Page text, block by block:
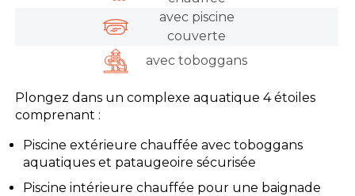
avec piscine
couverte
avec toboggans
Plongez dans un complexe aquatique 4 étoiles
comprenant :
Piscine extérieure chauffée avec toboggans
aquatiques et pataugeoire sécurisée
Piscine intérieure chauffée pour une baignade